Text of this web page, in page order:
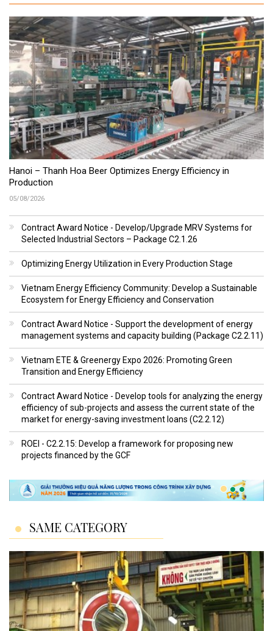
Hanoi – Thanh Hoa Beer Optimizes Energy Efficiency in
Production
05/08/2026
Contract Award Notice - Develop/Upgrade MRV Systems for
Selected Industrial Sectors – Package C2.1.26
Optimizing Energy Utilization in Every Production Stage
Vietnam Energy Efficiency Community: Develop a Sustainable
Ecosystem for Energy Efficiency and Conservation
Contract Award Notice - Support the development of energy
management systems and capacity building (Package C2.2.11)
Vietnam ETE & Greenergy Expo 2026: Promoting Green
Transition and Energy Efficiency
Contract Award Notice - Develop tools for analyzing the energy
efficiency of sub-projects and assess the current state of the
market for energy-saving investment loans (C2.2.12)
ROEI - C2.2.15: Develop a framework for proposing new
projects financed by the GCF
SAME CATEGORY